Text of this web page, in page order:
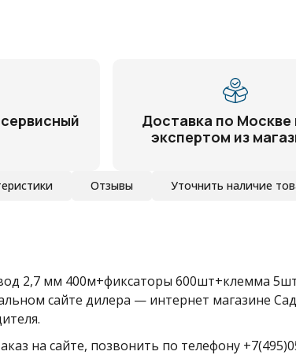
Доставка по
экспертом из
Отзывы Уточнить наличие
2,7 мм 400м+фиксаторы 600шт+клемма
сайте дилера — интернет магазине
на сайте, позвонить по телефону